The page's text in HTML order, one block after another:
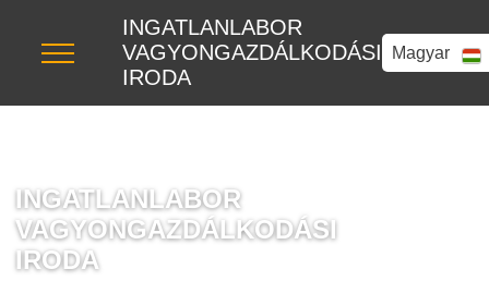
INGATLANLABOR
VAGYONGAZDÁLKODÁSI
IRODA
Magyar
INGATLANLABOR
VAGYONGAZDÁLKODÁSI
IRODA